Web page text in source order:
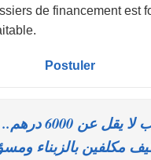
de financement est
Postuler
براتب لا يقل عن
مكلفين بالزبناء